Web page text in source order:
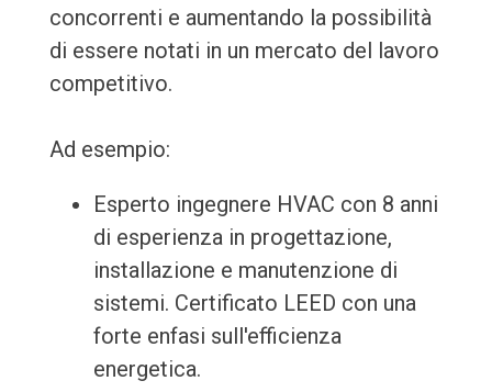
concorrenti e aumentando la possibilità
di essere notati in un mercato del lavoro
competitivo.
Ad esempio:
Esperto ingegnere HVAC con 8 anni
di esperienza in progettazione,
installazione e manutenzione di
sistemi. Certificato LEED con una
forte enfasi sull'efficienza
energetica.